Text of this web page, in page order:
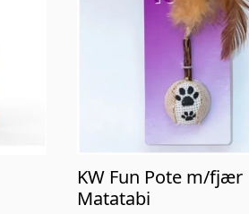
KW Fun Pote m/fjær
Matatabi